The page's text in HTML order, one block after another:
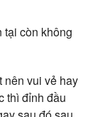
tại còn không
nên vui vẻ hay
thì đỉnh đầu